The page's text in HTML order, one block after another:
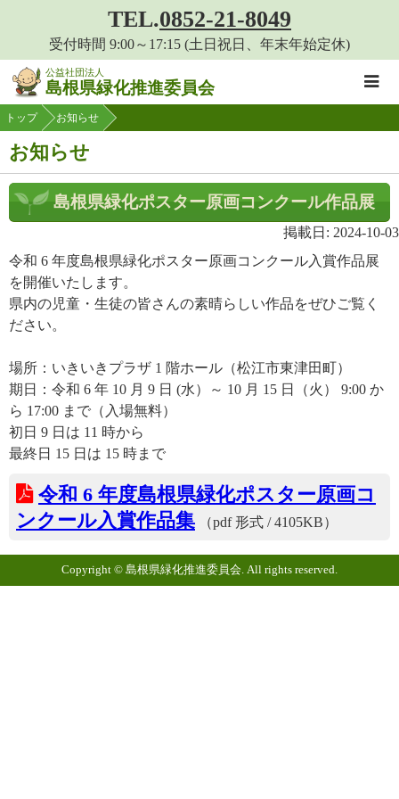
このページの本文へ移動
TEL.0852-21-8049
受付時間 9:00～17:15 (土日祝日、年末年始定休)
公益社団法人
島根県緑化推進委員会
トップ お知らせ
お知らせ
島根県緑化ポスター原画コンクール作品展
掲載日: 2024-10-03
令和 6 年度島根県緑化ポスター原画コンクール入賞作品展
を開催いたします。
県内の児童・生徒の皆さんの素晴らしい作品をぜひご覧く
ださい。
場所：いきいきプラザ 1 階ホール（松江市東津田町）
期日：令和 6 年 10 月 9 日 (水）～ 10 月 15 日（火） 9:00 か
ら 17:00 まで（入場無料）
初日 9 日は 11 時から
最終日 15 日は 15 時まで
令和 6 年度島根県緑化ポスター原画コ
ンクール入賞作品集 （pdf 形式 / 4105KB）
Copyright © 島根県緑化推進委員会. All rights reserved.